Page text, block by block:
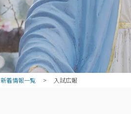
新着情報一覧 > 入試広報